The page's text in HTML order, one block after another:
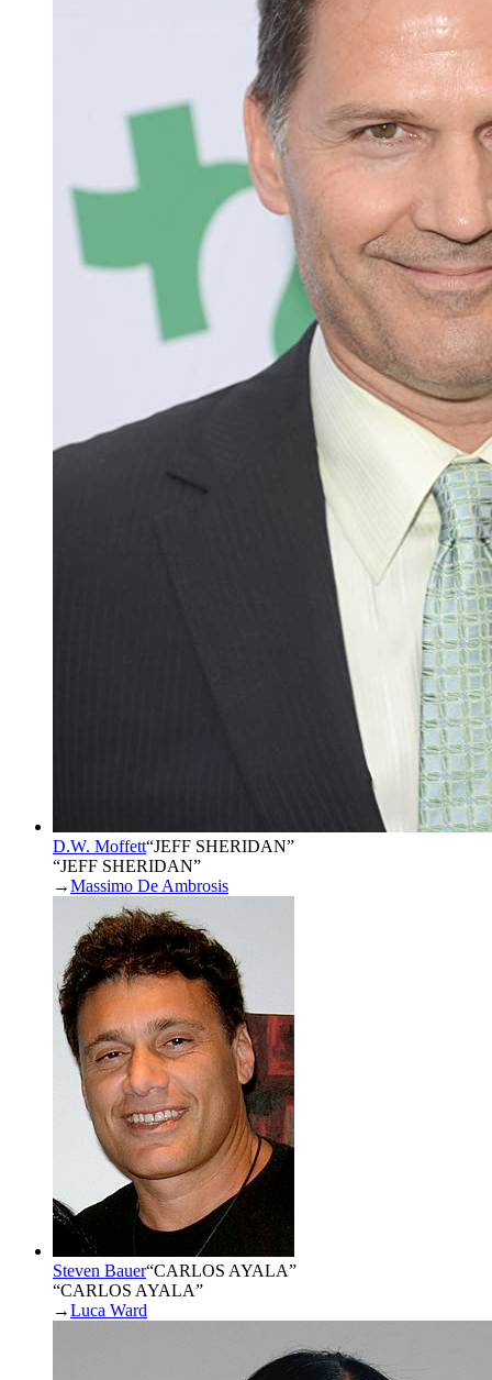
D.W. Moffett“JEFF SHERIDAN”
“JEFF SHERIDAN”
→Massimo De Ambrosis
Steven Bauer“CARLOS AYALA”
“CARLOS AYALA”
→Luca Ward